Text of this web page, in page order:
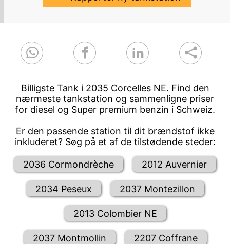
Billigste Tank i 2035 Corcelles NE. Find den
nærmeste tankstation og sammenligne priser
for diesel og Super premium benzin i Schweiz.
Er den passende station til dit brændstof ikke
inkluderet? Søg på et af de tilstødende steder:
2036 Cormondrèche 2012 Auvernier
2034 Peseux 2037 Montezillon
2013 Colombier NE
2037 Montmollin 2207 Coffrane